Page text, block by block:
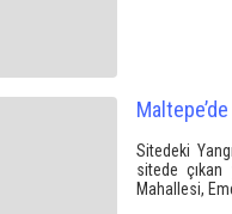
Maltepe’de
Sitedeki
sitede çıkan
Mahallesi,